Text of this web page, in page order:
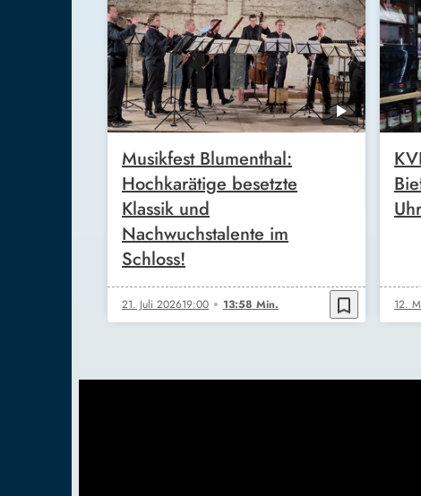
Musikfest Blumenthal:
Hochkarätige besetzte
Klassik und
Nachwuchstalente im
Schloss!
21. Juli 202619:00 13:58 Min. bookmark_border 12.